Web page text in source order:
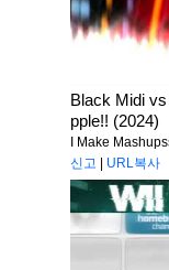
Black Midi
pple!! (2024)
I Make
신고
URL복사